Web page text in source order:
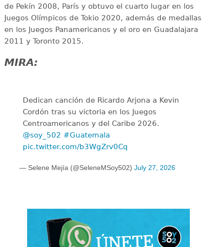
de Pekín 2008, París y obtuvo el cuarto lugar en los
Juegos Olímpicos de Tokio 2020, además de medallas
en los Juegos Panamericanos y el oro en Guadalajara
2011 y Toronto 2015.
MIRA:
Dedican canción de Ricardo Arjona a Kevin
Cordón tras su victoria en los Juegos
Centroamericanos y del Caribe 2026.
@soy_502 #Guatemala
pic.twitter.com/b3WgZrv0Cq
— Selene Mejía (@SeleneMSoy502) July 27, 2026